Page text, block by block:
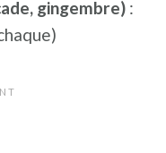
gingembre) :